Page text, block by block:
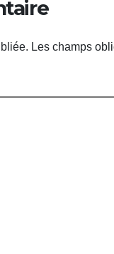
Les champs